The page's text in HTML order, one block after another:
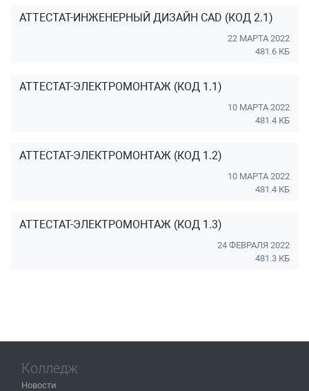
АТТЕСТАТ-ИНЖЕНЕРНЫЙ ДИЗАЙН CAD (КОД 2.1)
22 МАРТА 2022
481.6 КБ
АТТЕСТАТ-ЭЛЕКТРОМОНТАЖ (КОД 1.1)
10 МАРТА 2022
481.4 КБ
АТТЕСТАТ-ЭЛЕКТРОМОНТАЖ (КОД 1.2)
10 МАРТА 2022
481.4 КБ
АТТЕСТАТ-ЭЛЕКТРОМОНТАЖ (КОД 1.3)
24 ФЕВРАЛЯ 2022
481.3 КБ
Колледж
Новости